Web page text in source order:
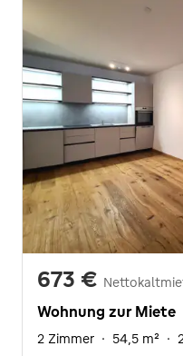
673 €
Wohnung zur Miete
2 Zimmer · 54,5 m² ·